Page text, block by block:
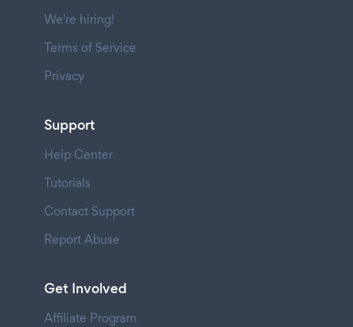
We're hiring!
Terms of Service
Privacy
Support
Help Center
Tutorials
Contact Support
Report Abuse
Get Involved
Affiliate Program